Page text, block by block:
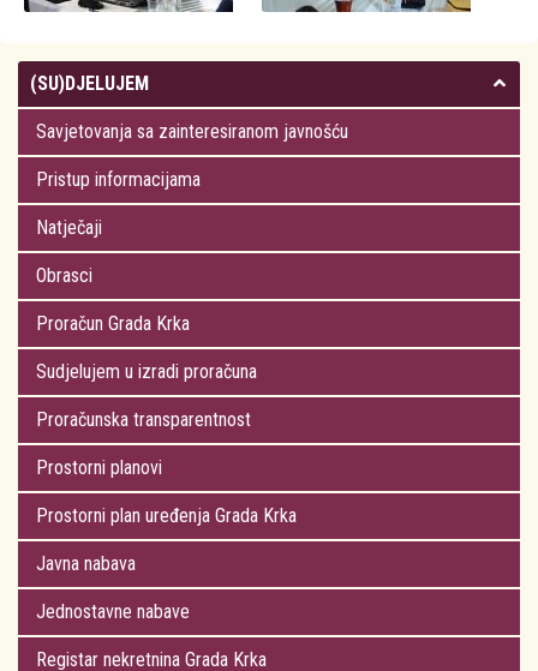
(SU)DJELUJEM
Savjetovanja sa zainteresiranom javnošću
Pristup informacijama
Natječaji
Obrasci
Proračun Grada Krka
Sudjelujem u izradi proračuna
Proračunska transparentnost
Prostorni planovi
Prostorni plan uređenja Grada Krka
Javna nabava
Jednostavne nabave
Registar nekretnina Grada Krka